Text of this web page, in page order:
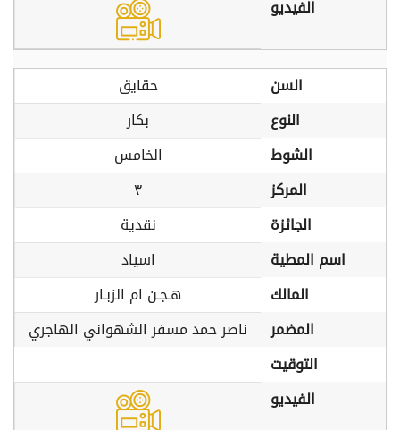
الفيديو
السن
حقايق
النوع
بكار
الشوط
الخامس
المركز
٣
الجائزة
نقدية
اسم المطية
اسياد
المالك
هـجـن ام الزبـار
المضمر
ناصر حمد مسفر الشهواني الهاجري
التوقيت
الفيديو